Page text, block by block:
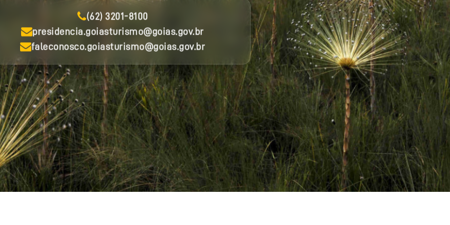
(62) 3201-8100
presidencia.goiasturismo@goias.gov.br
faleconosco.goiasturismo@goias.gov.br